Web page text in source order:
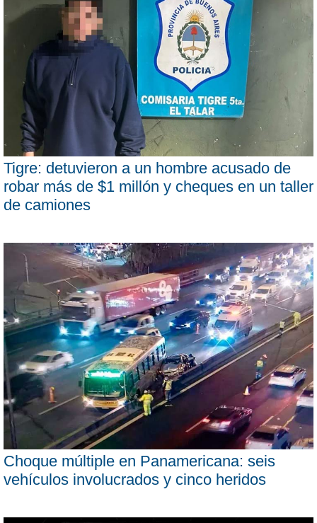
Tigre: detuvieron a un hombre acusado de
robar más de $1 millón y cheques en un taller
de camiones
Choque múltiple en Panamericana: seis
vehículos involucrados y cinco heridos